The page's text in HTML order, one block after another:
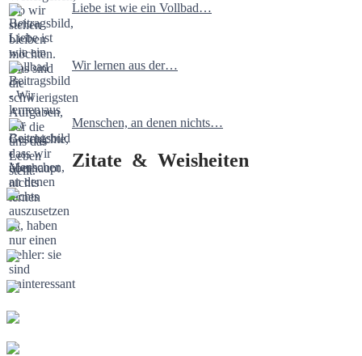
Liebe ist wie ein Vollbad…
Wir lernen aus der…
Menschen, an denen nichts…
Zitate & Weisheiten